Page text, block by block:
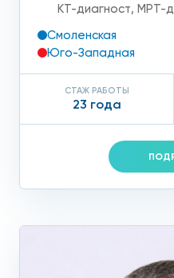
КТ-диагност, МРТ-
Смоленская
Юго-Западная
СТАЖ РАБОТЫ
23 года